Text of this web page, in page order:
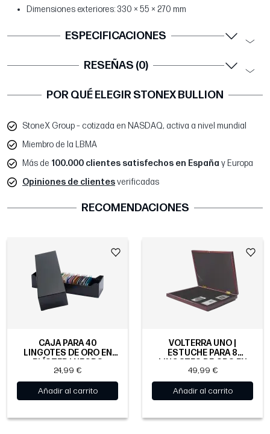
Dimensiones exteriores: 330 × 55 × 270 mm
ESPECIFICACIONES
RESEÑAS (0)
POR QUÉ ELEGIR STONEX BULLION
StoneX Group – cotizada en NASDAQ, activa a nivel mundial
Miembro de la LBMA
Más de 100.000 clientes satisfechos en España y Europa
Opiniones de clientesverificadas
RECOMENDACIONES
CAJA PARA 40
LINGOTES DE ORO EN
BLÍSTER | NEGRO
24,99 €
Añadir al carrito
VOLTERRA UNO |
ESTUCHE PARA 8
LINGOTES DE ORO EN
BLÍSTER
49,99 €
Añadir al carrito